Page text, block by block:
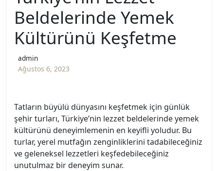
Beldelerinde Yemek
Kültürünü Keşfetme
admin
Ağustos 6, 2023
Tatların büyülü dünyasını keşfetmek için günlük
şehir turları, Türkiye’nin lezzet beldelerinde yemek
kültürünü deneyimlemenin en keyifli yoludur. Bu
turlar, yerel mutfağın zenginliklerini tadabileceğiniz
ve geleneksel lezzetleri keşfedebileceğiniz
unutulmaz bir deneyim sunar.